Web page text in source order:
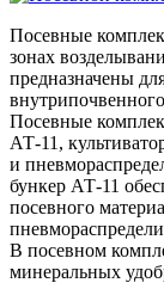
Посевные
зонах
предназначены
Посевные
АТ-11,
и
бункер АТ-11
посевного
В посевном
минеральных